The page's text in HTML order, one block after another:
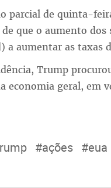
parcial de quinta-
que o aumento
a aumentar as taxas
Trump
economia geral, em
#ações #eua